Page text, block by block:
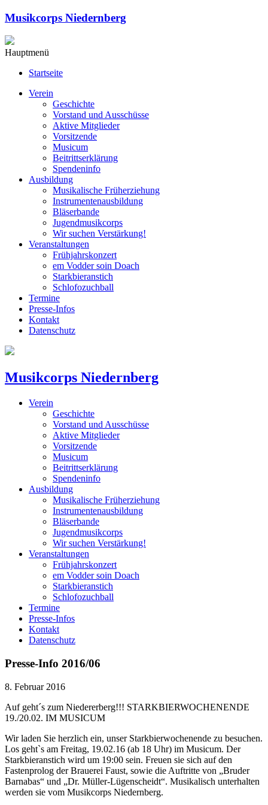
Musikcorps Niedernberg
Hauptmenü
Startseite
Verein
Geschichte
Vorstand und Ausschüsse
Aktive Mitglieder
Vorsitzende
Musicum
Beitrittserklärung
Spendeninfo
Ausbildung
Musikalische Früherziehung
Instrumentenausbildung
Bläserbande
Jugendmusikcorps
Wir suchen Verstärkung!
Veranstaltungen
Frühjahrskonzert
em Vodder soin Doach
Starkbieranstich
Schlofozuchball
Termine
Presse-Infos
Kontakt
Datenschutz
Musikcorps Niedernberg
Verein
Geschichte
Vorstand und Ausschüsse
Aktive Mitglieder
Vorsitzende
Musicum
Beitrittserklärung
Spendeninfo
Ausbildung
Musikalische Früherziehung
Instrumentenausbildung
Bläserbande
Jugendmusikcorps
Wir suchen Verstärkung!
Veranstaltungen
Frühjahrskonzert
em Vodder soin Doach
Starkbieranstich
Schlofozuchball
Termine
Presse-Infos
Kontakt
Datenschutz
Presse-Info 2016/06
8. Februar 2016
Auf geht´s zum Niedererberg!!! STARKBIERWOCHENENDE
19./20.02. IM MUSICUM
Wir laden Sie herzlich ein, unser Starkbierwochenende zu besuchen.
Los geht`s am Freitag, 19.02.16 (ab 18 Uhr) im Musicum. Der
Starkbieranstich wird um 19:00 sein. Freuen sie sich auf den
Fastenprolog der Brauerei Faust, sowie die Auftritte von „Bruder
Barnabas“ und „Dr. Müller-Lügenscheidt“. Musikalisch unterhalten
werden sie vom Musikcorps Niedernberg.